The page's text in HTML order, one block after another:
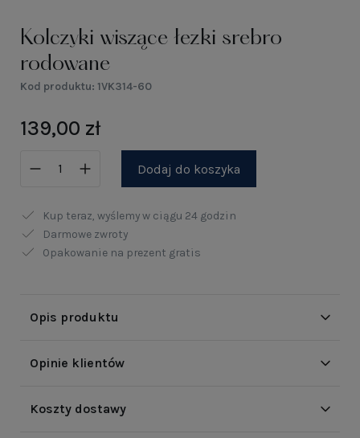
Kolczyki wiszące łezki srebro
rodowane
Kod produktu: 1VK314-60
139,00 zł
Dodaj do koszyka
Kup teraz, wyślemy w ciągu 24 godzin
Darmowe zwroty
Opakowanie na prezent gratis
Opis produktu
Opinie klientów
Koszty dostawy